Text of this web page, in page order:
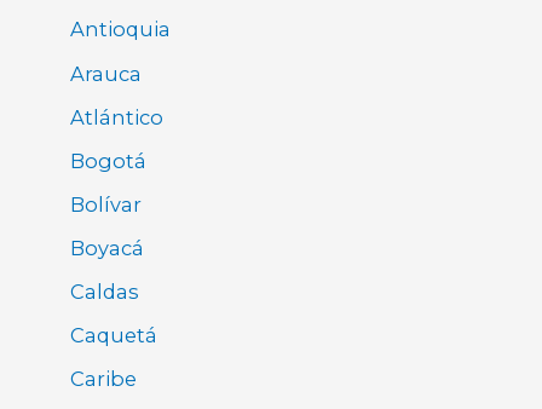
Antioquia
Arauca
Atlántico
Bogotá
Bolívar
Boyacá
Caldas
Caquetá
Caribe